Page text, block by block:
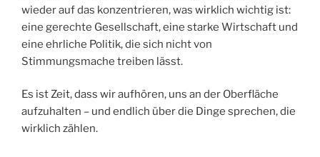
wieder auf das konzentrieren, was wirklich wichtig ist:
eine gerechte Gesellschaft, eine starke Wirtschaft und
eine ehrliche Politik, die sich nicht von
Stimmungsmache treiben lässt.
Es ist Zeit, dass wir aufhören, uns an der Oberfläche
aufzuhalten – und endlich über die Dinge sprechen, die
wirklich zählen.